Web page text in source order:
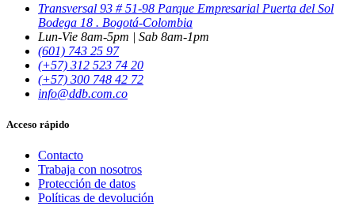
Transversal 93 # 51-98 Parque Empresarial Puerta del Sol
Bodega 18 . Bogotá-Colombia
Lun-Vie 8am-5pm | Sab 8am-1pm
(601) 743 25 97
(+57) 312 523 74 20
(+57) 300 748 42 72
info@ddb.com.co
Acceso rápido
Contacto
Trabaja con nosotros
Protección de datos
Políticas de devolución